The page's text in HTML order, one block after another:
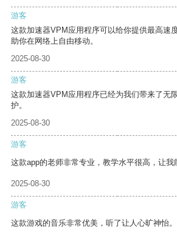
游客
这款加速器VPM应用程序可以给你提供最高速
助你在网络上自由移动。
2025-08-30
游客
这款加速器VPM应用程序已经为我们带来了无
护。
2025-08-30
游客
这款app的老师非常专业，教学水平很高，让我
2025-08-30
游客
这款游戏的音乐非常优美，听了让人心旷神怡。